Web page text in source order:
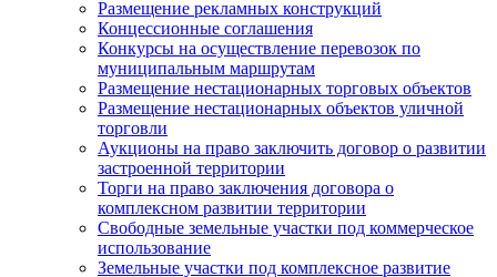
Размещение рекламных конструкций
Концессионные соглашения
Конкурсы на осуществление перевозок по
муниципальным маршрутам
Размещение нестационарных торговых объектов
Размещение нестационарных объектов уличной
торговли
Аукционы на право заключить договор о развитии
застроенной территории
Торги на право заключения договора о
комплексном развитии территории
Свободные земельные участки под коммерческое
использование
Земельные участки под комплексное развитие